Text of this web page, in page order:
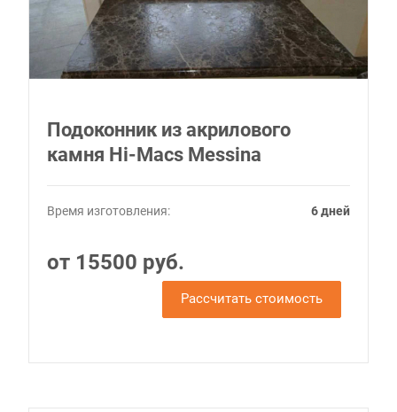
Подоконник из акрилового
камня Hi-Macs Messina
Время изготовления: 6 дней
от 15500 руб.
Рассчитать стоимость